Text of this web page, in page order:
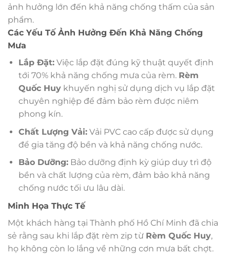
ảnh hưởng lớn đến khả năng chống thấm của sản
phẩm.
Các Yếu Tố Ảnh Hưởng Đến Khả Năng Chống
Mưa
Lắp Đặt:Việc lắp đặt đúng kỹ thuật quyết định
tới 70% khả năng chống mưa của rèm. Rèm
Quốc Huykhuyến nghị sử dụng dịch vụ lắp đặt
chuyên nghiệp để đảm bảo rèm được niêm
phong kín.
Chất Lượng Vải:Vải PVC cao cấp được sử dụng
để gia tăng độ bền và khả năng chống nước.
Bảo Dưỡng:Bảo dưỡng định kỳ giúp duy trì độ
bền và chất lượng của rèm, đảm bảo khả năng
chống nước tối ưu lâu dài.
Minh Họa Thực Tế
Một khách hàng tại Thành phố Hồ Chí Minh đã chia
sẻ rằng sau khi lắp đặt rèm zip từ Rèm Quốc Huy,
họ không còn lo lắng về những cơn mưa bất chợt.